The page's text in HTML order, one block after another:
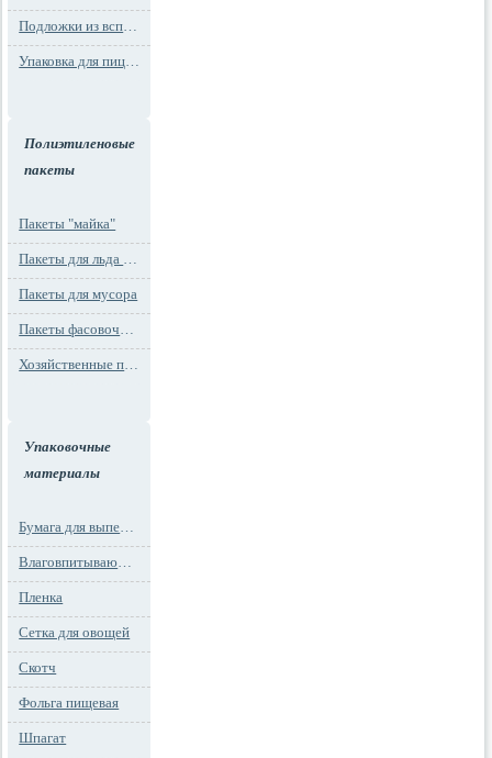
Подложки из вспененного ПС
Упаковка для пиццы
Полиэтиленовые
пакеты
Пакеты "майка"
Пакеты для льда и заморозки
Пакеты для мусора
Пакеты фасовочные
Хозяйственные пакеты
Упаковочные
материалы
Бумага для выпечки
Влаговпитывающие вкладыши
Пленка
Сетка для овощей
Скотч
Фольга пищевая
Шпагат